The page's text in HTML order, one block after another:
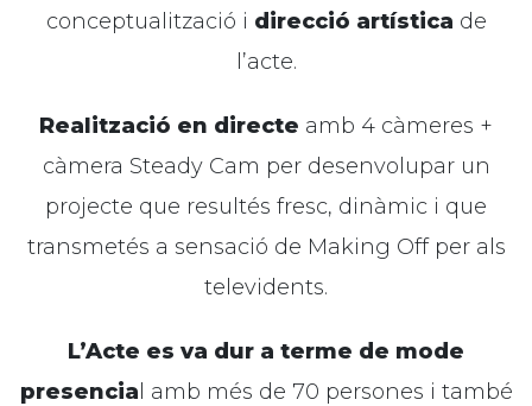
conceptualització i direcció artística de
l’acte.
Realització en directe amb 4 càmeres +
càmera Steady Cam per desenvolupar un
projecte que resultés fresc, dinàmic i que
transmetés a sensació de Making Offper als
televidents.
L’Acte es va dur a terme de mode
presencia l amb més de 70 persones i també